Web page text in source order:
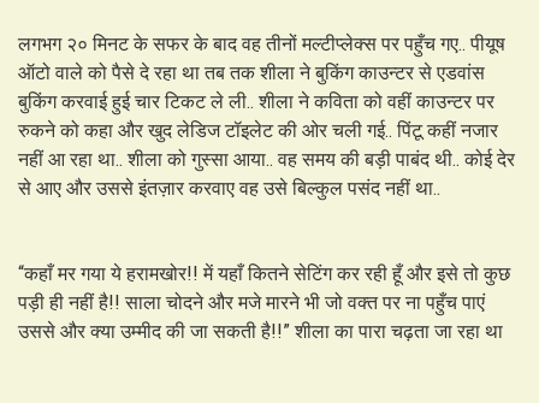
लगभग २० मिनट के सफर के बाद वह तीनों मल्टीप्लेक्स पर पहुँच गए.. पीयूष
ऑटो वाले को पैसे दे रहा था तब तक शीला ने बुकिंग काउन्टर से एडवांस
बुकिंग करवाई हुई चार टिकट ले ली.. शीला ने कविता को वहीं काउन्टर पर
रुकने को कहा और खुद लेडिज टॉइलेट की ओर चली गई.. पिंटू कहीं नजार
नहीं आ रहा था.. शीला को गुस्सा आया.. वह समय की बड़ी पाबंद थी.. कोई देर
से आए और उससे इंतज़ार करवाए वह उसे बिल्कुल पसंद नहीं था..
“कहाँ मर गया ये हरामखोर!! में यहाँ कितने सेटिंग कर रही हूँ और इसे तो कुछ
पड़ी ही नहीं है!! साला चोदने और मजे मारने भी जो वक्त पर ना पहुँच पाएं
उससे और क्या उम्मीद की जा सकती है!!” शीला का पारा चढ़ता जा रहा था